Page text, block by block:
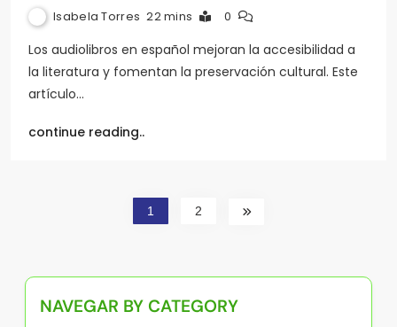
Isabela Torres 22 mins 0
Los audiolibros en español mejoran la accesibilidad a
la literatura y fomentan la preservación cultural. Este
artículo…
continue reading..
1 2
NAVEGAR BY CATEGORY